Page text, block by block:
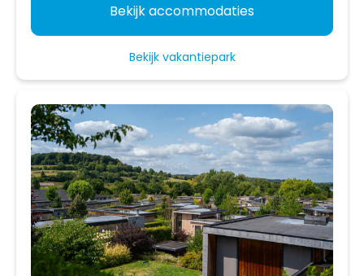
Bekijk accommodaties
Bekijk vakantiepark